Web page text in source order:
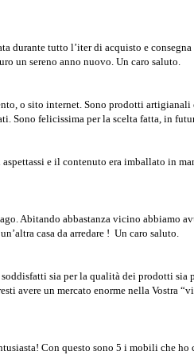
durante tutto l’iter di acquisto e
un sereno anno nuovo. Un caro saluto.
o sito internet. Sono prodotti
felicissima per la scelta fatta, in
e il contenuto era imballato in
Abitando abbastanza vicino abbiamo
casa da arredare ! Un caro saluto.
sia per la qualità dei prodotti
un mercato enorme nella Vostra
Con questo sono 5 i mobili che